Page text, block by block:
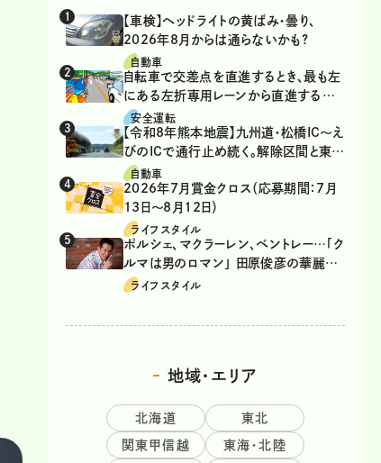
【車検】ヘッドライトの黄ばみ・曇り、
2026年8月からは通らないかも?
自動車
自転車で交差点を直進するとき、最も左
にある左折専用レーンから直進するの
は、違反？
安全運転
【令和8年熊本地震】九州道・松橋IC～え
びのICで通行止め続く。解除区間と東九
州道の迂回ルート
自動車
2026年7月賞金クロス（応募期間：7月
13日～8月12日）
ライフスタイル
ポルシェ、マクラーレン、ベントレー…「ク
ルマは男のロマン」 田原俊彦の華麗な
る愛車遍歴
ライフスタイル
地域・エリア
北海道 東北
関東甲信越 東海・北陸